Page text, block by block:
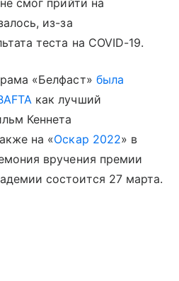
из-за
теста на COVID-19.
«Белфаст» была
как лучший
Кеннета
на «Оскар 2022» в
вручения премии
состоится 27 марта.